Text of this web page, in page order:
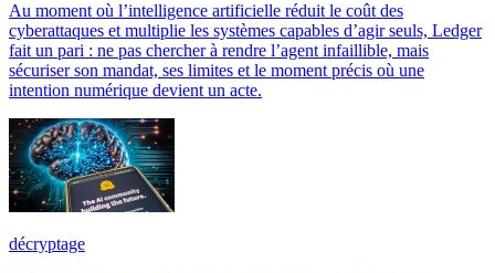
Au moment où l’intelligence artificielle réduit le coût des
cyberattaques et multiplie les systèmes capables d’agir seuls, Ledger
fait un pari : ne pas chercher à rendre l’agent infaillible, mais
sécuriser son mandat, ses limites et le moment précis où une
intention numérique devient un acte.
décryptage